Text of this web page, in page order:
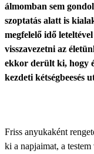
álmomban sem
szoptatás alatt is
megfelelő idő
visszavezetni az
ekkor derült ki, hogy
kezdeti kétségbeesés
Friss anyukaként
ki a napjaimat, a